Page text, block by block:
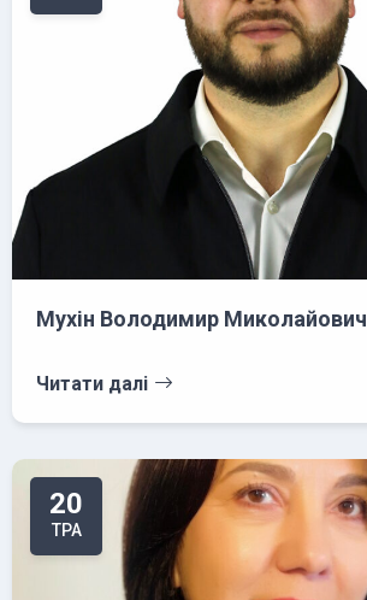
Мухін Володимир Миколайович
Читати далі
20
ТРА